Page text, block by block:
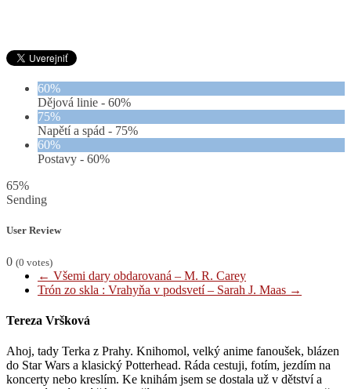
60%
Dějová linie - 60%
75%
Napětí a spád - 75%
60%
Postavy - 60%
65%
Sending
User Review
0 (0 votes)
← Všemi dary obdarovaná – M. R. Carey
Trón zo skla : Vrahyňa v podsvetí – Sarah J. Maas →
Tereza Vršková
Ahoj, tady Terka z Prahy. Knihomol, velký anime fanoušek, blázen
do Star Wars a klasický Potterhead. Ráda cestuji, fotím, jezdím na
koncerty nebo kreslím. Ke knihám jsem se dostala už v dětství a